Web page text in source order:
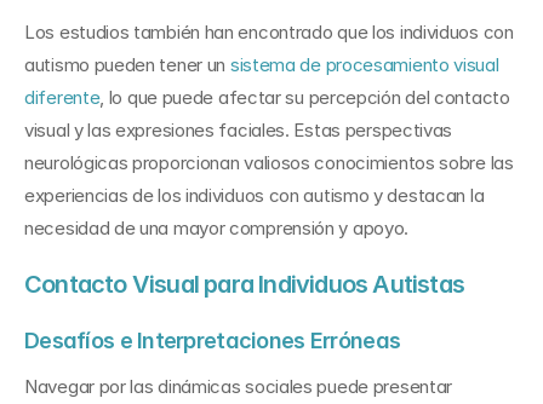
Los estudios también han encontrado que los individuos con
autismo pueden tener un sistema de procesamiento visual
diferente, lo que puede afectar su percepción del contacto
visual y las expresiones faciales. Estas perspectivas
neurológicas proporcionan valiosos conocimientos sobre las
experiencias de los individuos con autismo y destacan la
necesidad de una mayor comprensión y apoyo.
Contacto Visual para Individuos Autistas
Desafíos e Interpretaciones Erróneas
Navegar por las dinámicas sociales puede presentar